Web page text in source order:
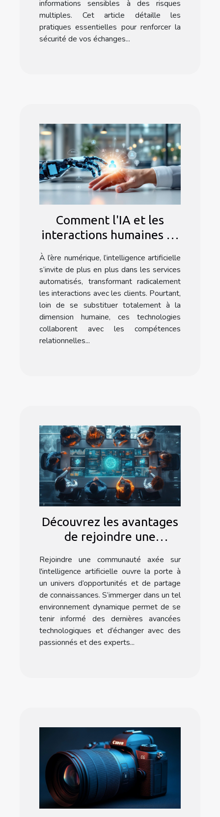
informations sensibles à des risques
multiples. Cet article détaille les
pratiques essentielles pour renforcer la
sécurité de vos échanges...
Comment l'IA et les
interactions humaines se
services automatisés
À l’ère numérique, l’intelligence artificielle
s’invite de plus en plus dans les services
automatisés, transformant radicalement
les interactions avec les clients. Pourtant,
loin de se substituer totalement à la
dimension humaine, ces technologies
collaborent avec les compétences
relationnelles...
Découvrez les avantages
de rejoindre une
l'intelligence artificielle
Rejoindre une communauté axée sur
l'intelligence artificielle ouvre la porte à
un univers d’opportunités et de partage
de connaissances. S’immerger dans un tel
environnement dynamique permet de se
tenir informé des dernières avancées
technologiques et d’échanger avec des
passionnés et des experts...